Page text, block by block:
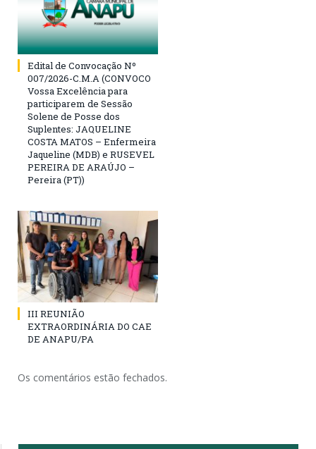
Edital de Convocação Nº
007/2026-C.M.A (CONVOCO
Vossa Excelência para
participarem de Sessão
Solene de Posse dos
Suplentes: JAQUELINE
COSTA MATOS – Enfermeira
Jaqueline (MDB) e RUSEVEL
PEREIRA DE ARAÚJO –
Pereira (PT))
III REUNIÃO
EXTRAORDINÁRIA DO CAE
DE ANAPU/PA
Os comentários estão fechados.